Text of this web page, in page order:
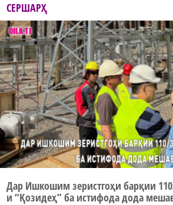
СЕРШАРҲ
Дар Ишкошим зеристгоҳи барқии
и “Қозидеҳ” ба истифода дода